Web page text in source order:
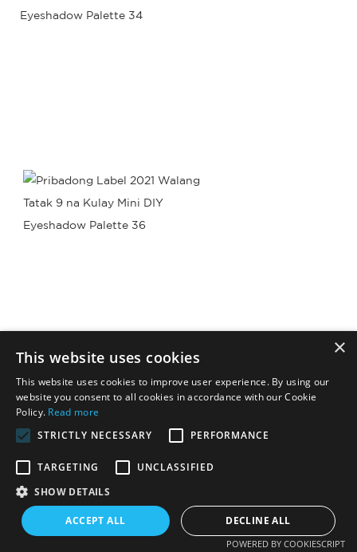
×
This website uses cookies
This website uses cookies to improve user experience. By using our
website you consent to all cookies in accordance with our Cookie
Policy. Read more
STRICTLY NECESSARY
PERFORMANCE
TARGETING
UNCLASSIFIED
SHOW DETAILS
ACCEPT ALL DECLINE ALL
POWERED BY COOKIESCRIPT